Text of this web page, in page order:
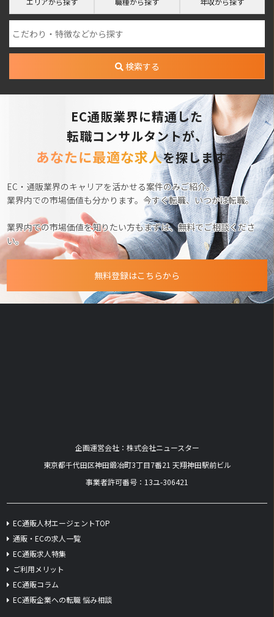
検索する
EC通販業界に精通した
転職コンサルタントが、
あなたに最適な求人を探します。
EC・通販業界のキャリアを活かせる案件のみご紹介。
業界内での市場価値も分かります。今すぐ転職、いつかは転職。
業界内での市場価値を知りたい方もまずは、無料でご相談くださ
い。
無料登録はこちらから
企画運営会社：株式会社ニュースター
​東京都千代田区神田鍛冶町3丁目7番21 天翔神田駅前ビル
事業者許可番号：13ユ-306421
EC通販人材エージェントTOP
通販・ECの求人一覧
EC通販求人特集
ご利用メリット
EC通販コラム
EC通販企業への転職 悩み相談